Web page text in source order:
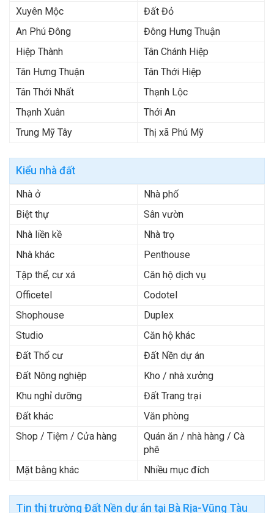
Xuyên Mộc
Đất Đỏ
An Phú Đông
Đông Hưng Thuận
Hiệp Thành
Tân Chánh Hiệp
Tân Hưng Thuận
Tân Thới Hiệp
Tân Thới Nhất
Thạnh Lộc
Thạnh Xuân
Thới An
Trung Mỹ Tây
Thị xã Phú Mỹ
Kiểu nhà đất
Nhà ở
Nhà phố
Biệt thự
Sân vườn
Nhà liền kề
Nhà trọ
Nhà khác
Penthouse
Tập thể, cư xá
Căn hộ dịch vụ
Officetel
Codotel
Shophouse
Duplex
Studio
Căn hộ khác
Đất Thổ cư
Đất Nền dự án
Đất Nông nghiệp
Kho / nhà xưởng
Khu nghỉ dưỡng
Đất Trang trại
Đất khác
Văn phòng
Shop / Tiệm / Cửa hàng
Quán ăn / nhà hàng / Cà
phê
Mặt bằng khác
Nhiều mục đích
Tin thị trường Đất Nền dự án tại Bà Rịa-Vũng Tàu